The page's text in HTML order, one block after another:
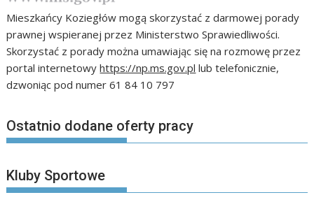
Mieszkańcy Koziegłów mogą skorzystać z darmowej porady
prawnej wspieranej przez Ministerstwo Sprawiedliwości.
Skorzystać z porady można umawiając się na rozmowę przez
portal internetowyhttps://np.ms.gov.pl lub telefonicznie,
dzwoniąc pod numer 61 84 10 797
Ostatnio dodane oferty pracy
Kluby Sportowe